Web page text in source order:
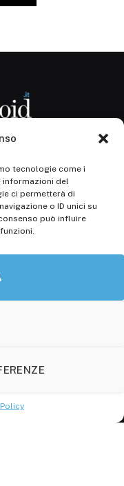
tecnologie come i
informazioni del
ci permetterà di
o ID unici su
può influire
3/2013 del
com/15 del